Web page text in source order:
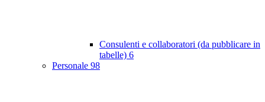
Consulenti e collaboratori (da pubblicare in
tabelle) 6
Personale 98